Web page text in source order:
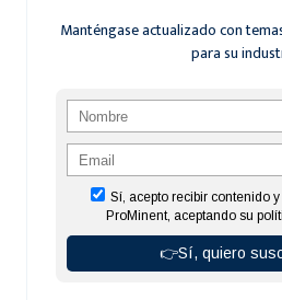
Manténgase actualizado con
para su